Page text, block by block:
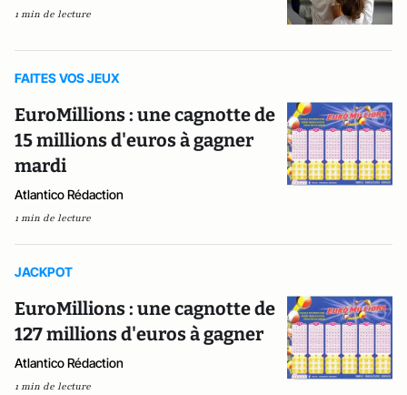
1 min de lecture
FAITES VOS JEUX
EuroMillions : une cagnotte de
15 millions d'euros à gagner
mardi
Atlantico Rédaction
1 min de lecture
JACKPOT
EuroMillions : une cagnotte de
127 millions d'euros à gagner
Atlantico Rédaction
1 min de lecture